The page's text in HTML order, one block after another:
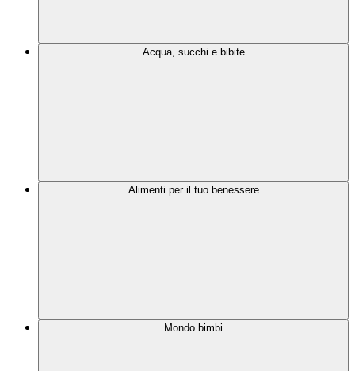
Acqua, succhi e bibite
Alimenti per il tuo benessere
Mondo bimbi